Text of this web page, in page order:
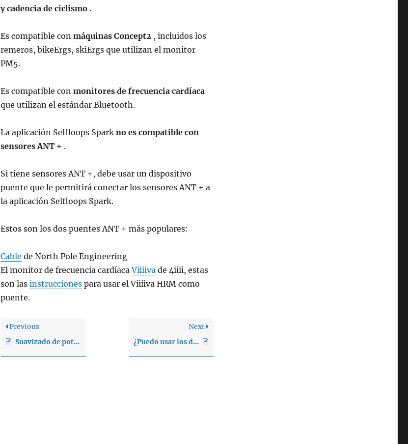
y cadencia de ciclismo .
Es compatible conmáquinas Concept2 , incluidos los
remeros, bikeErgs, skiErgs que utilizan el monitor
PM5.
Es compatible conmonitores de frecuencia cardíaca
que utilizan el estándar Bluetooth.
La aplicación Selfloops Sparkno es compatible con
sensores ANT + .
Si tiene sensores ANT +, debe usar un dispositivo
puente que le permitirá conectar los sensores ANT + a
la aplicación Selfloops Spark.
Estos son los dos puentes ANT + más populares:
Cable de North Pole Engineering
El monitor de frecuencia cardíacaViiiiva de 4iiii, estas
son lasinstrucciones para usar el Viiiiva HRM como
puente.
Previous
Suavizado de potencia en Selfloops Spark
Next
¿Puedo usar los dispositivos portátiles de Garmin con la aplicación Selfloops Fitness?